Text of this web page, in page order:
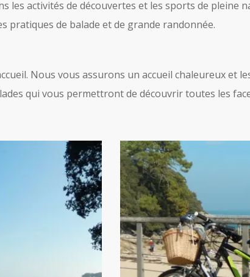
les activités de découvertes et les sports de pleine
pratiques de balade et de grande randonnée.
Nous vous assurons un accueil chaleureux
qui vous permettront de découvrir toutes les